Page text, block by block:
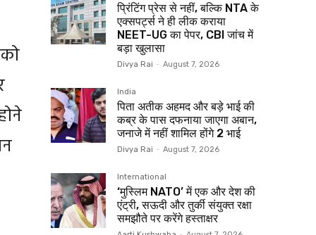
प्रिंटिंग प्रेस से नहीं, बल्कि NTA के
एक्सपर्ट्स ने ही लीक कराया
NEET-UG का पेपर, CBI जांच में
बड़ा खुलासा
Divya Rai - August 7, 2026
India
पिता अतीक अहमद और बड़े भाई की
कब्र के पास दफनाया जाएगा अबान,
जनाजे में नहीं शामिल होंगे 2 भाई
Divya Rai - August 7, 2026
International
‘मुस्लिम NATO’ में एक और देश की
एंट्री, सऊदी और तुर्की संयुक्त रक्षा
समझौते पर करेंगे हस्ताक्षर